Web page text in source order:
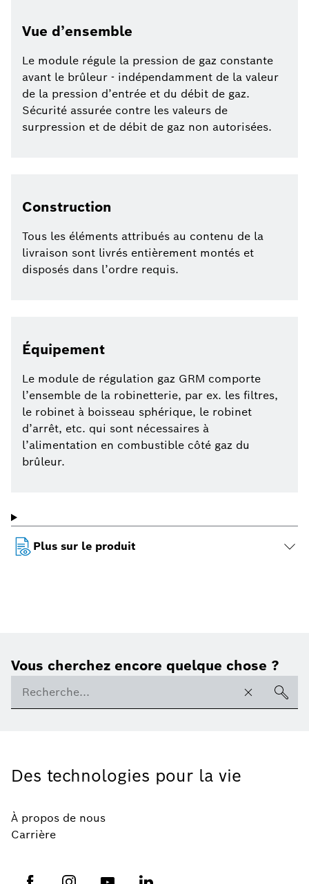
Vue d’ensemble
Le module régule la pression de gaz constante
avant le brûleur - indépendamment de la valeur
de la pression d’entrée et du débit de gaz.
Sécurité assurée contre les valeurs de
surpression et de débit de gaz non autorisées.
Construction
Tous les éléments attribués au contenu de la
livraison sont livrés entièrement montés et
disposés dans l’ordre requis.
Équipement
Le module de régulation gaz GRM comporte
l’ensemble de la robinetterie, par ex. les filtres,
le robinet à boisseau sphérique, le robinet
d’arrêt, etc. qui sont nécessaires à
l’alimentation en combustible côté gaz du
brûleur.
Plus sur le produit
Vous cherchez encore quelque chose ?
Des technologies pour la vie
À propos de nous
Carrière